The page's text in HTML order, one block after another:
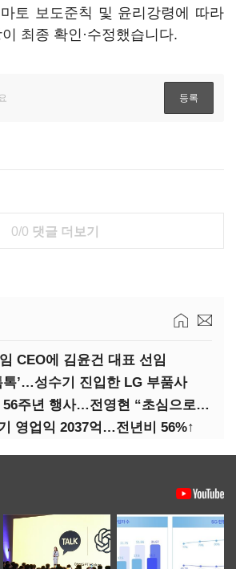
토 보도준칙 및 윤리강령에 따라
최종 확인·수정했습니다.
0/0 댓글 더보기
CEO에 김윤건 대표 선임
톡’…성수기 진입한 LG 부품사
삼성전자, 창립 56주년 행사…전영현 “초심으로 경쟁력 회복해야”
영업익 2037억…전년비 56%↑